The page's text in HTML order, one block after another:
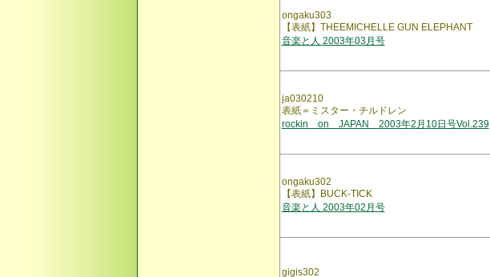
ongaku303
【表紙】THEEMICHELLE GUN ELEPHANT
音楽と人 2003年03月号
ja030210
表紙＝ミスター・チルドレン
rockin on JAPAN 2003年2月10日号Vol.239
ongaku302
【表紙】BUCK-TICK
音楽と人 2003年02月号
gigis302